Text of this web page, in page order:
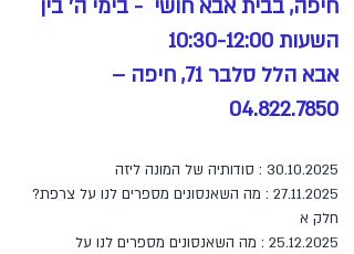
חיפה, בבית אבא חושי - בימי ה' בין
השעות 10:30-12:00
אבא הלל סלבר 71, חיפה –
04.822.7850
30.10.2025 : סודותיה של המונה ליזה
27.11.2025 : מה השאנסונים מספרים לנו על צרפת?
חלק א
25.12.2025 : מה השאנסונים מספרים לנו על